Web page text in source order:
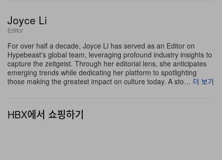
아마 다음 시즌에도 촬영을 조금 더 이어갈 거고, 그때 여러
작업을 진행하게 될 것이다. 이 프로젝트를 성사시키길 오
래전부터 꿈꿔 온 사람들이 정말 많다”고 덧붙였다. 본격적
인 제작과 촬영은 다가오는 NBA 시즌까지 이어질 예정이
프로젝트를 완성해 나갈 계획이다.
Joyce Li
Editor
For over half a decade, Joyce Li has served as an Editor on
Hypebeast's global team, leveraging profound industry insights to
capture the zeitgeist. Through her editorial lens, she anticipates
emerging trends while dedicating her platform to spotlighting
those making the greatest impact on culture today. A sto… 더 보기
HBX에서 쇼핑하기